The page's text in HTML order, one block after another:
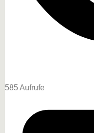
585 Aufrufe